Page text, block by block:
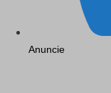
Anuncie